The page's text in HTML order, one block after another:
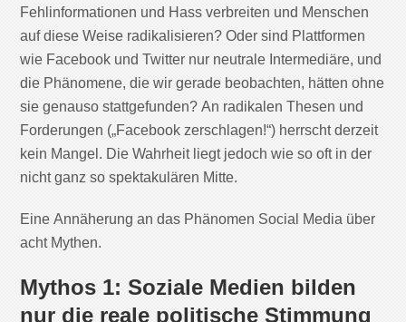
Fehlinformationen und Hass verbreiten und Menschen
auf diese Weise radikalisieren? Oder sind Plattformen
wie Facebook und Twitter nur neutrale Intermediäre, und
die Phänomene, die wir gerade beobachten, hätten ohne
sie genauso stattgefunden? An radikalen Thesen und
Forderungen („Facebook zerschlagen!“) herrscht derzeit
kein Mangel. Die Wahrheit liegt jedoch wie so oft in der
nicht ganz so spektakulären Mitte.
Eine Annäherung an das Phänomen Social Media über
acht Mythen.
Mythos 1:Soziale Medien bilden
nur die reale politische Stimmung